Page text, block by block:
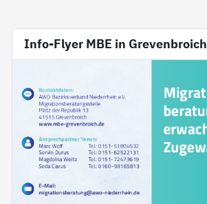
Info-Flyer MBE in Grevenbroich